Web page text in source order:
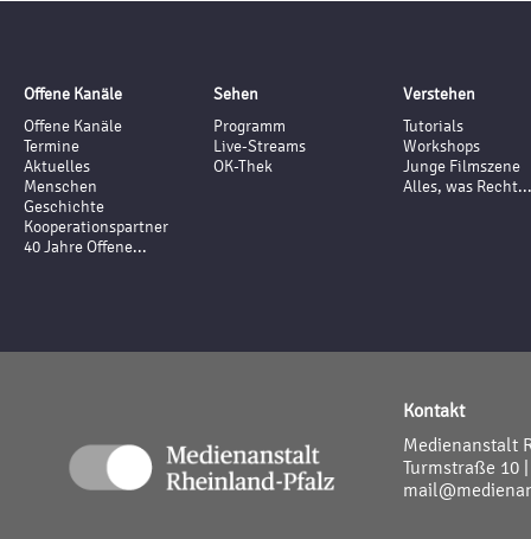
Offene Kanäle
Offene Kanäle
Termine
Aktuelles
Menschen
Geschichte
Kooperationspartner
40 Jahre Offene...
Sehen
Programm
Live-Streams
OK-Thek
Verstehen
Tutorials
Workshops
Junge Filmszene
Alles, was Recht...
Kontakt
Medienanstalt
Turmstraße 10